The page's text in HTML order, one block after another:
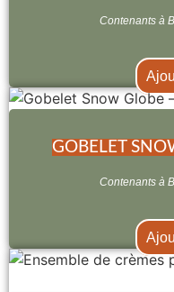
Contenants à
GOBELET
Contenants à